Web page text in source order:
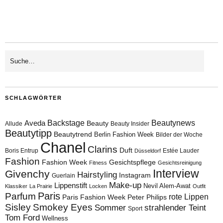
SCHLAGWÖRTER
Allude Aveda Backstage Beauty Beauty Insider Beautynews
Beautytipp Beautytrend Berlin Fashion Week Bilder der Woche
Boris Entrup Chanel Clarins Duft Düsseldorf Estée Lauder
Fashion Fashion Week Fitness Gesichtspflege Gesichtsreinigung
Givenchy Guerlain Hairstyling Instagram Interview
Klassiker La Prairie Lippenstift Locken Make-up Nevil Alem-Awat Outfit
Parfum Paris Paris Fashion Week Peter Philips rote Lippen
Sisley Smokey Eyes Sommer Sport strahlender Teint
Tom Ford Wellness